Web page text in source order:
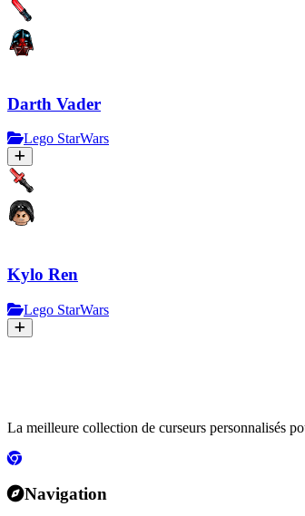
Darth Vader
Lego StarWars
Kylo Ren
Lego StarWars
La meilleure collection de curseurs personnalisés
Navigation